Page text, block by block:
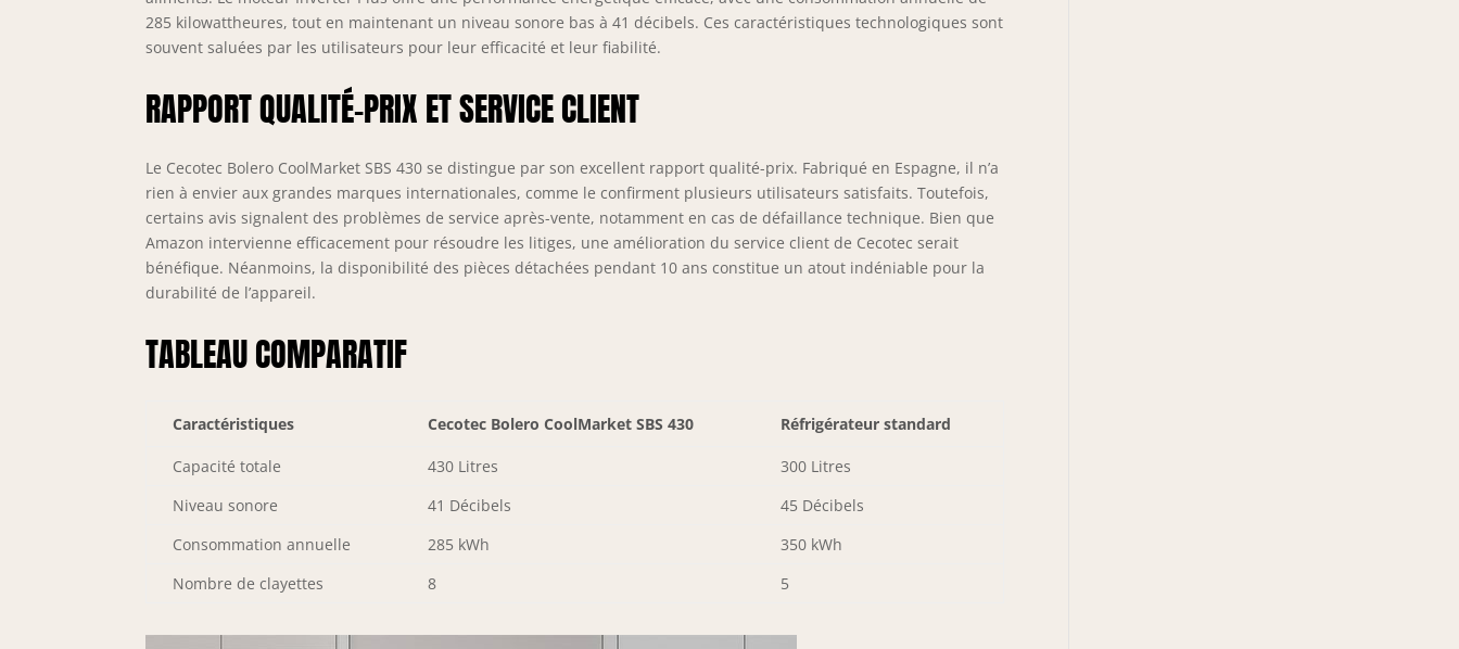
285 kilowattheures, tout en maintenant un niveau sonore bas à 41 décibels. Ces caractéristiques technologiques sont
souvent saluées par les utilisateurs pour leur efficacité et leur fiabilité.
RAPPORT QUALITÉ-PRIX ET SERVICE CLIENT
Le Cecotec Bolero CoolMarket SBS 430 se distingue par son excellent rapport qualité-prix. Fabriqué en Espagne, il n’a
rien à envier aux grandes marques internationales, comme le confirment plusieurs utilisateurs satisfaits. Toutefois,
certains avis signalent des problèmes de service après-vente, notamment en cas de défaillance technique. Bien que
Amazon intervienne efficacement pour résoudre les litiges, une amélioration du service client de Cecotec serait
bénéfique. Néanmoins, la disponibilité des pièces détachées pendant 10 ans constitue un atout indéniable pour la
durabilité de l’appareil.
TABLEAU COMPARATIF
Caractéristiques Cecotec Bolero CoolMarket SBS 430 Réfrigérateur standard
Capacité totale 430 Litres
300 Litres
Niveau sonore
41 Décibels
45 Décibels
Consommation annuelle
285 kWh
350 kWh
Nombre de clayettes
8 5